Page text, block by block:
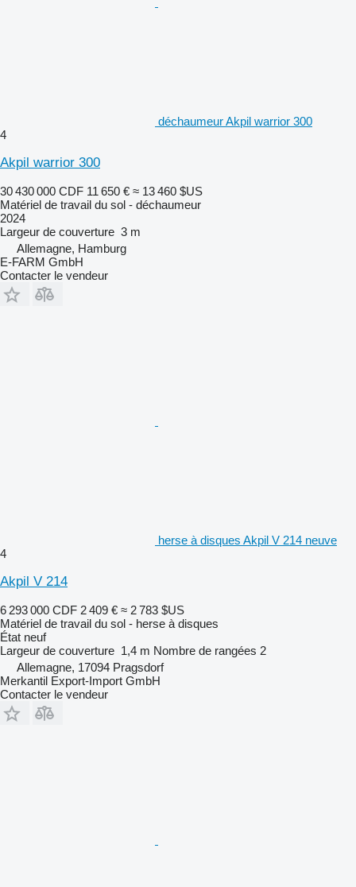
déchaumeur Akpil warrior 300
4
Akpil warrior 300
30 430 000 CDF 11 650 € ≈ 13 460 $US
Matériel de travail du sol - déchaumeur
2024
Largeur de couverture 3 m
Allemagne, Hamburg
E-FARM GmbH
Contacter le vendeur
herse à disques Akpil V 214 neuve
4
Akpil V 214
6 293 000 CDF 2 409 € ≈ 2 783 $US
Matériel de travail du sol - herse à disques
État neuf
Largeur de couverture 1,4 m Nombre de rangées 2
Allemagne, 17094 Pragsdorf
Merkantil Export-Import GmbH
Contacter le vendeur